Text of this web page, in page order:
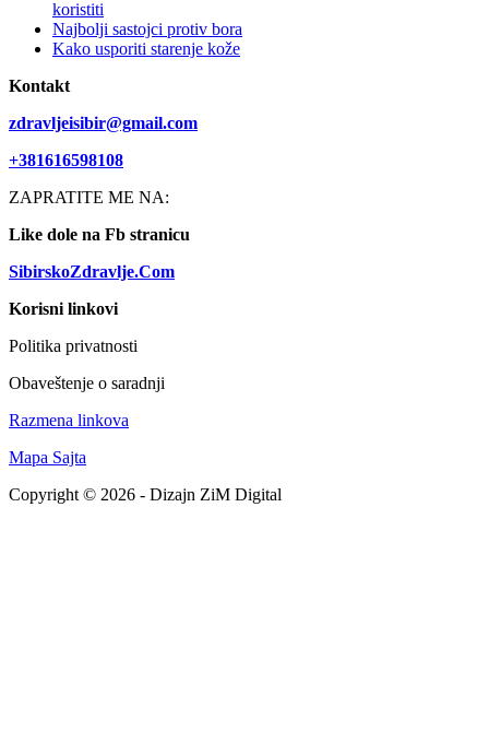
koristiti
Najbolji sastojci protiv bora
Kako usporiti starenje kože
Kontakt
zdravljeisibir@gmail.com
+381616598108
ZAPRATITE ME NA:
Like dole na Fb stranicu
SibirskoZdravlje.Com
Korisni linkovi
Politika privatnosti
Obaveštenje o saradnji
Razmena linkova
Mapa Sajta
Copyright © 2026 - Dizajn ZiM Digital